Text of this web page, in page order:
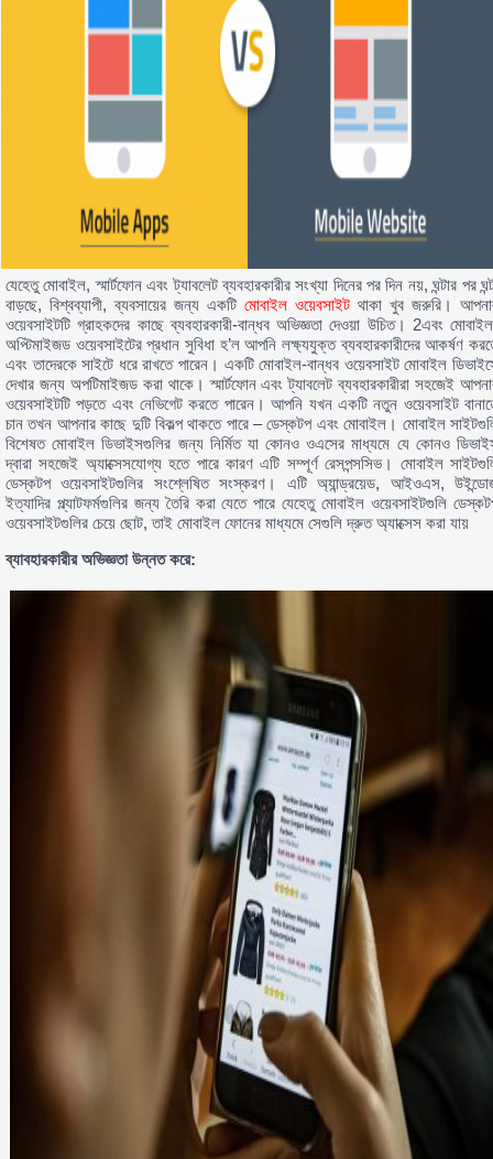
যেহেতু মোবাইল, স্মার্টফোন এবং ট্যাবলেট ব্যবহারকারীর সংখ্যা দিনের পর দিন নয়, ঘন্টার পর
বাড়ছে, বিশ্বব্যাপী, ব্যবসায়ের জন্য একটি মোবাইল ওয়েবসাইট থাকা খুব জরুরি।
ওয়েবসাইটটি গ্রাহকদের কাছে ব্যবহারকারী-বান্ধব অভিজ্ঞতা দেওয়া উচিত। 2এবং
অপ্টিমাইজড ওয়েবসাইটের প্রধান সুবিধা হ’ল আপনি লক্ষ্যযুক্ত ব্যবহারকারীদের আকর্ষণ
এবং তাদেরকে সাইটে ধরে রাখতে পারেন। একটি মোবাইল-বান্ধব ওয়েবসাইট মোবাইল
দেখার জন্য অপটিমাইজড করা থাকে। স্মার্টফোন এবং ট্যাবলেট ব্যবহারকারীরা সহজেই
ওয়েবসাইটটি পড়তে এবং নেভিগেট করতে পারেন। আপনি যখন একটি নতুন ওয়েবসাইট
চান তখন আপনার কাছে দুটি বিকল্প থাকতে পারে – ডেস্কটপ এবং মোবাইল। মোবাইল
বিশেষত মোবাইল ডিভাইসগুলির জন্য নির্মিত যা কোনও ওএসের মাধ্যমে যে কোনও
দ্বারা সহজেই অ্যাক্সেসযোগ্য হতে পারে কারণ এটি সম্পূর্ণ রেসপন্সসিভ। মোবাইল
ডেস্কটপ ওয়েবসাইটগুলির সংশ্লেষিত সংস্করণ। এটি অ্যান্ড্রয়েড, আইওএস,
ইত্যাদির প্ল্যাটফর্মগুলির জন্য তৈরি করা যেতে পারে যেহেতু মোবাইল ওয়েবসাইটগুলি
ওয়েবসাইটগুলির চেয়ে ছোট, তাই মোবাইল ফোনের মাধ্যমে সেগুলি দ্রুত অ্যাক্সেস করা যায়
ব্যাবহারকারীর অভিজ্ঞতা উন্নত করে: